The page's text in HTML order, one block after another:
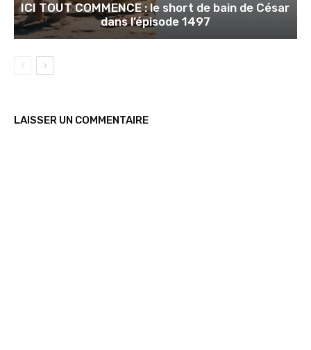
ICI TOUT COMMENCE : le short de bain de César
dans l’épisode 1497
LAISSER UN COMMENTAIRE